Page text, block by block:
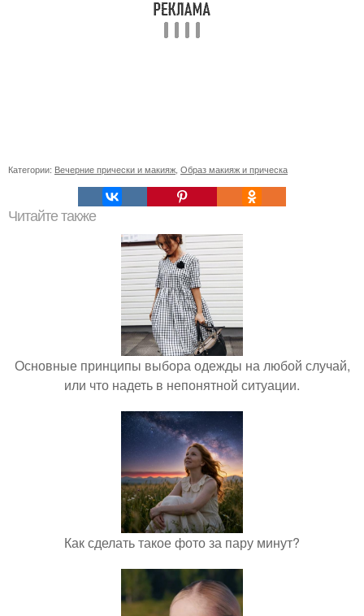
Категории: Вечерние прически и макияж Образ макияж и прическа
Читайте также
Основные принципы выбора одежды на любой случай,
или что надеть в непонятной ситуации.
Как сделать такое фото за пару минут?